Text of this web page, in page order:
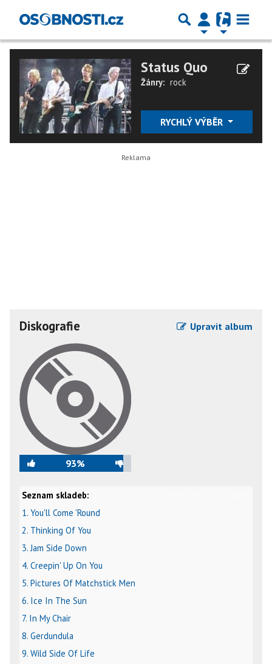
Status Quo
Žánry: rock
RYCHLÝ VÝBĚR
Diskografie Upravit album
93%
Seznam skladeb:
1. You'll Come 'Round
2. Thinking Of You
3. Jam Side Down
4. Creepin' Up On You
5. Pictures Of Matchstick Men
6. Ice In The Sun
7. In My Chair
8. Gerdundula
9. Wild Side Of Life